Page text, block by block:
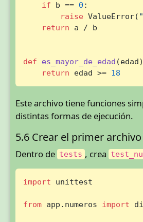
if b == 0 :
raise ValueError(
return a / b
def es_mayor_de_edad (edad
return edad >= 18
Este archivo tiene funciones
distintas formas de ejecución.
5.6 Crear el primer
Dentro de tests , crea
import unittest
from app.numeros import